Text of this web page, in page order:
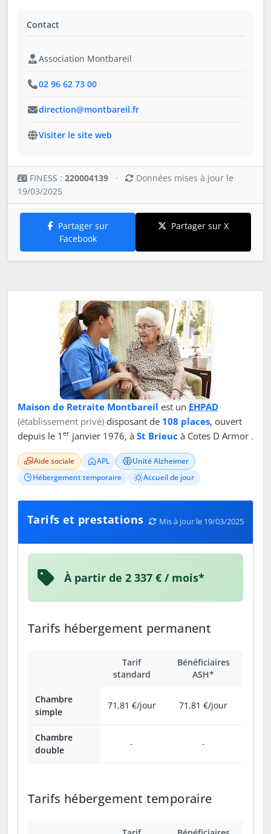
Contact
Association Montbareil
02 96 62 73 00
direction@montbareil.fr
Visiter le site web
FINESS : 220004139 ·
Données mises à jour le
19/03/2025
Partager sur
Facebook
Partager sur X
Maison de Retraite Montbareil est un EHPAD
(établissement privé) disposant de 108 places, ouvert
depuis le 1 er janvier 1976, à St Brieuc à Cotes D Armor .
Aide sociale APL
Unité Alzheimer
Hébergement temporaire
Accueil de jour
Tarifs et prestations Mis à jour le 19/03/2025
À partir de 2 337 € / mois*
Tarifs hébergement permanent
Tarif
standard
Bénéficiaires
ASH*
Chambre
simple
71,81 €/jour 71,81 €/jour
Chambre
double
- -
Tarifs hébergement temporaire